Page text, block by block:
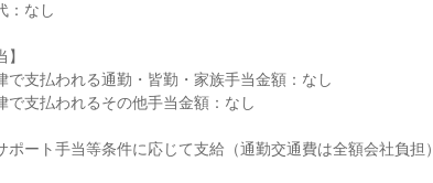
：なし
】
で支払われる通勤・皆勤・家族手当金額：なし
で支払われるその他手当金額：なし
ポート手当等条件に応じて支給（通勤交通費は全額会社負担）